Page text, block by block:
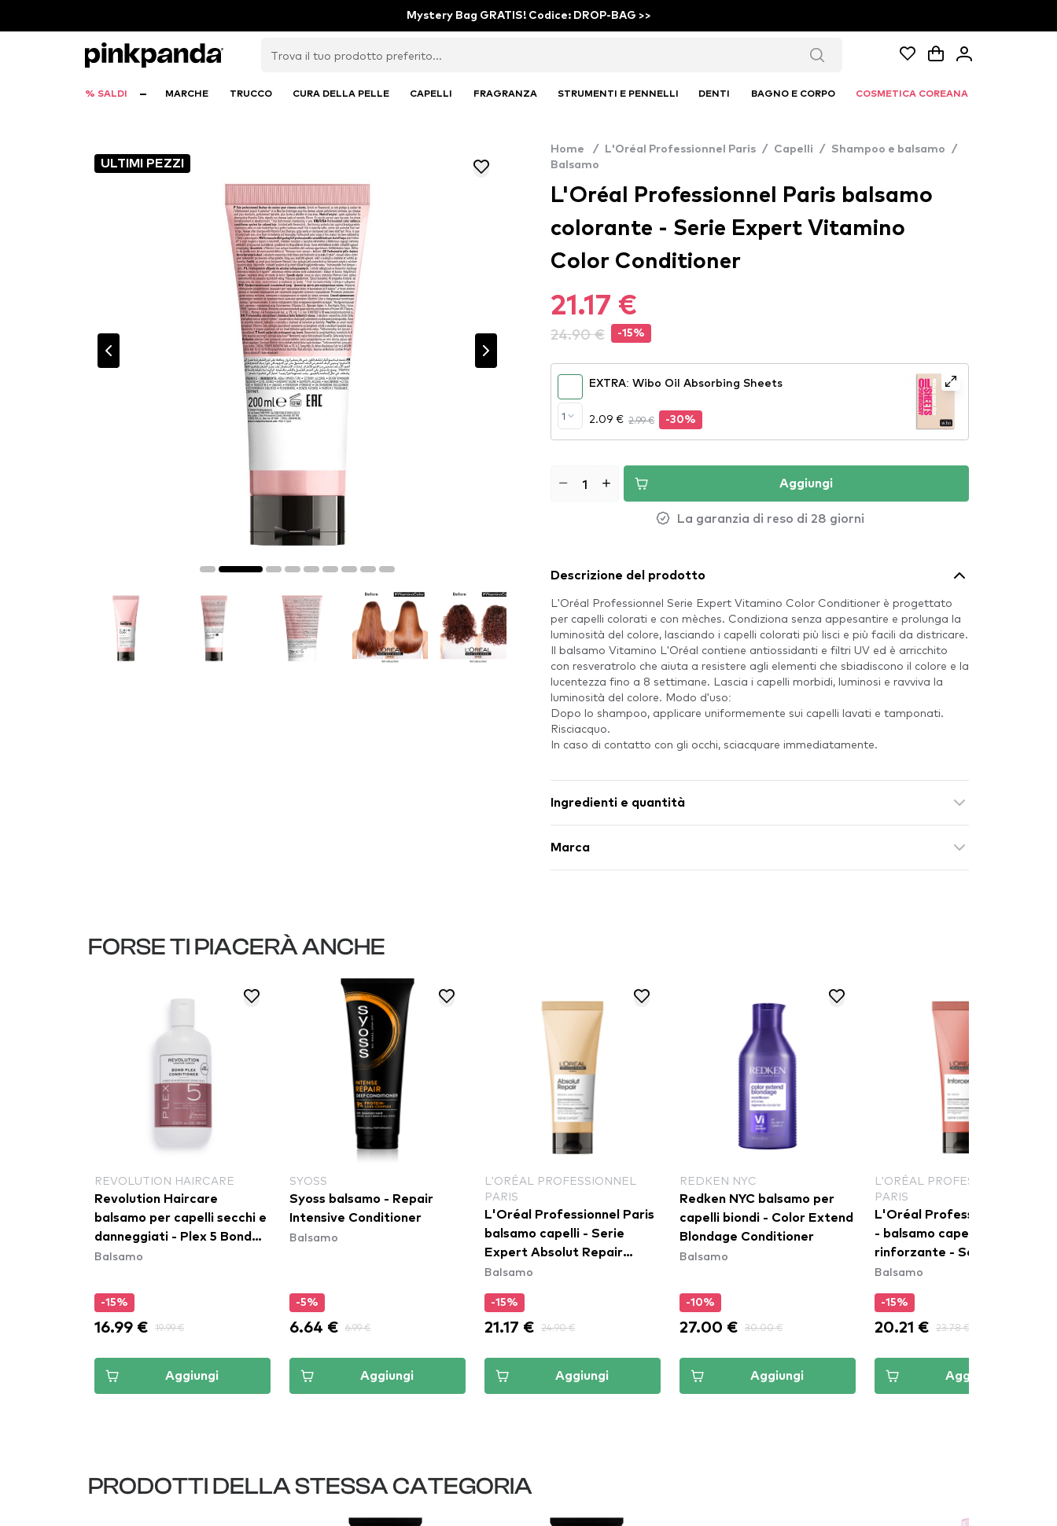
Mystery Bag GRATIS! Codice: DROP-BAG >>
% SALDI MARCHE TRUCCO CURA DELLA PELLE CAPELLI FRAGRANZA STRUMENTI E PENNELLI DENTI BAGNO E CORPO COSMETICA COREANA
ULTIMI PEZZI
Home / L'Oréal Professionnel Paris / Capelli / Shampoo e balsamo
/
Balsamo
L'Oréal Professionnel Paris balsamo
colorante - Serie Expert Vitamino
Color Conditioner
21.17 €
24.90 € -15%
1
EXTRA: Wibo Oil Absorbing Sheets
2.09 € 2.99 € -30%
Aggiungi
La garanzia di reso di 28 giorni
Descrizione del prodotto
L'Oréal Professionnel Serie Expert Vitamino Color Conditioner è progettato
per capelli colorati e con mèches. Condiziona senza appesantire e prolunga la
luminosità del colore, lasciando i capelli colorati più lisci e più facili da districare.
Il balsamo Vitamino L'Oréal contiene antiossidanti e filtri UV ed è arricchito
con resveratrolo che aiuta a resistere agli elementi che sbiadiscono il colore e la
lucentezza fino a 8 settimane. Lascia i capelli morbidi, luminosi e ravviva la
luminosità del colore. Modo d'uso:
Dopo lo shampoo, applicare uniformemente sui capelli lavati e tamponati.
Risciacquo.
In caso di contatto con gli occhi, sciacquare immediatamente.
Ingredienti e quantità
Marca
FORSE TI PIACERÀ ANCHE
REVOLUTION HAIRCARE
Revolution Haircare
balsamo per capelli secchi e
danneggiati - Plex 5 Bond
Plex Conditioner (400ml)
Balsamo
-15%
16.99 € 19.99 €
Aggiungi
SYOSS
Syoss balsamo - Repair
Intensive Conditioner
Balsamo
-5%
6.64 € 6.99 €
Aggiungi
L'ORÉAL PROFESSIONNEL
PARIS
L'Oréal Professionnel Paris
balsamo capelli - Serie
Expert Absolut Repair
Conditioner
Balsamo
-15%
21.17 € 24.90 €
Aggiungi
REDKEN NYC
Redken NYC balsamo per
capelli biondi - Color Extend
Blondage Conditioner
Balsamo
-10%
27.00 € 30.00 €
Aggiungi
L'ORÉAL PROFESSIONNEL
PARIS
L'Oréal Professionnel Paris
- balsamo capelli
rinforzante - Serie Expert
Inforcer Conditioner
Balsamo
-15%
20.21 € 23.78 €
Aggiungi
PRODOTTI DELLA STESSA CATEGORIA